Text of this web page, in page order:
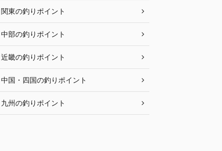
関東の釣りポイント
中部の釣りポイント
近畿の釣りポイント
中国・四国の釣りポイント
九州の釣りポイント